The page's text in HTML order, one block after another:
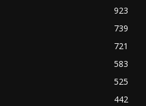
923
739
721
583
525
442